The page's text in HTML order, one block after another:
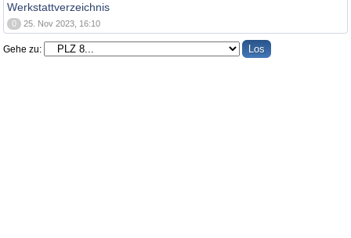
Werkstattverzeichnis
0 25. Nov 2023, 16:10
Gehe zu: